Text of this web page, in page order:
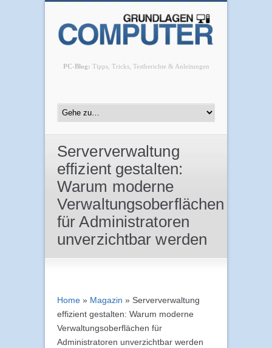
PC-Blog: Tipps, Tricks, Testberichte & Anleitungen
Serververwaltung
effizient gestalten:
Warum moderne
Verwaltungsoberflächen
für Administratoren
unverzichtbar werden
Home » Magazin » Serververwaltung
effizient gestalten: Warum moderne
Verwaltungsoberflächen für
Administratoren unverzichtbar werden